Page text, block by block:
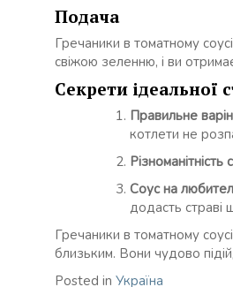
Подача
Гречаники в томатному
свіжою зеленню, і ви
Секрети ідеальної
Правильне
котлети не
Різноманітність
Соус на
додасть страві
Гречаники в томатному
близьким. Вони чудово
Posted in Україна